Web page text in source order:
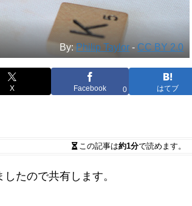
By: Philip Taylor - CC BY 2.0
X Facebook 0 はてブ
この記事は約1分で読めます。
たので共有します。